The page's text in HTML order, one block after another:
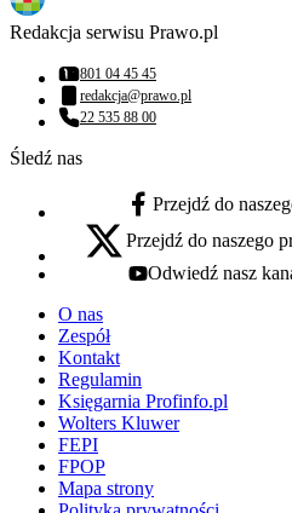
Redakcja serwisu Prawo.pl
Numer telefonu:
801 04 45 45
Adres email:
redakcja@prawo.pl
Numer telefonu:
22 535 88 00
Śledź nas
facebook - otwiera się w
Przejdź do
x - otwiera się w nowej karcie
Przejdź do naszego
youtube - otwiera się w
Odwiedź nasz
O nas
Zespół
Kontakt
Regulamin
Księgarnia Profinfo.pl
Wolters Kluwer
FEPI
FPOP
Mapa strony